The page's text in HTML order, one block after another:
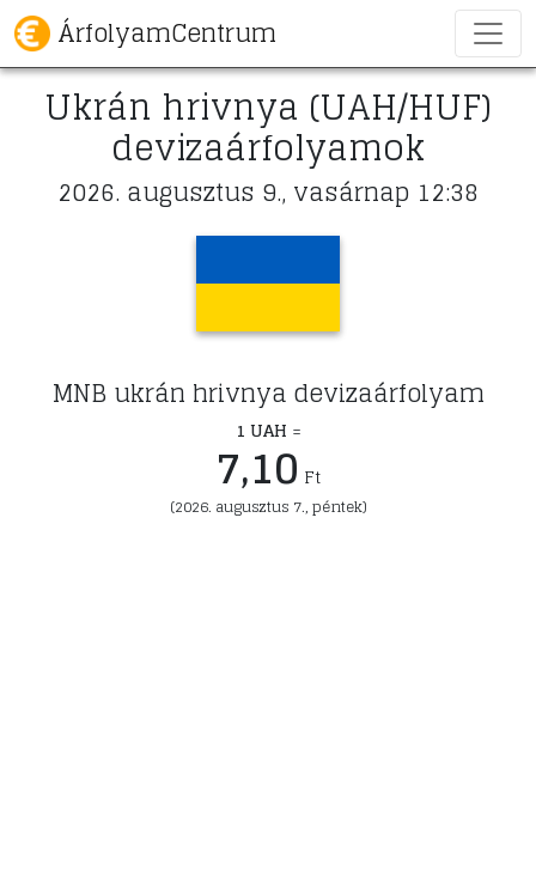
ÁrfolyamCentrum
Ukrán hrivnya (UAH/HUF)
devizaárfolyamok
2026. augusztus 9., vasárnap 12:38
MNB ukrán hrivnya devizaárfolyam
1 UAH =
7,10 Ft
(2026. augusztus 7., péntek)